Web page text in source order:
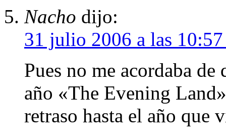
Nacho dijo:
31 julio 2006 a las
Pues no me acordaba de
año «The Evening
retraso hasta el año que